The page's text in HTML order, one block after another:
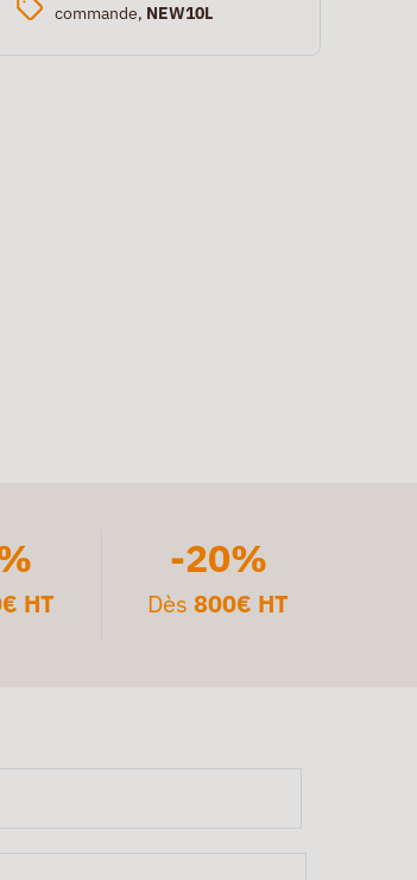
commande, NEW10L
HT
-20%
Dès800€ HT